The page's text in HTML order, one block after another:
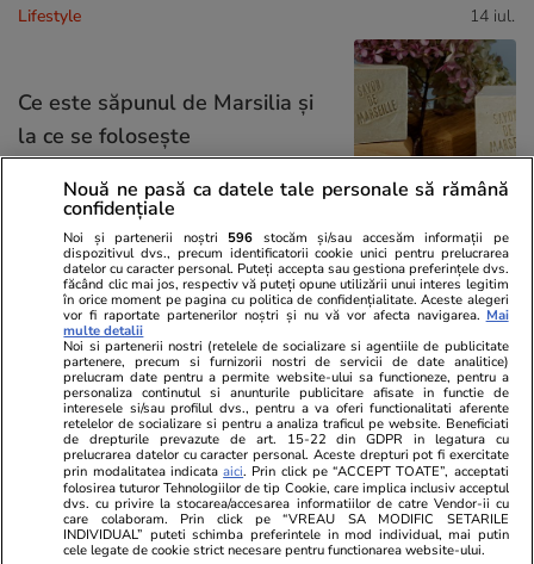
Lifestyle 14 iul.
Ce este săpunul de Marsilia și
la ce se folosește
Știri România 17 iul.
Fake news demontat de Apele
Române: „Nu transformăm
folosirea apei din fântâni într-o
infracțiune”
Știri România 17 iul.
CEO-ul Renault a anunțat
Nouă ne pasă ca datele tale personale să rămână
confidențiale
Noi și partenerii noștri 596 stocăm și/sau accesăm informații pe
dispozitivul dvs., precum identificatorii cookie unici pentru prelucrarea
datelor cu caracter personal. Puteți accepta sau gestiona preferințele dvs.
făcând clic mai jos, respectiv vă puteți opune utilizării unui interes legitim
în orice moment pe pagina cu politica de confidențialitate. Aceste alegeri
vor fi raportate partenerilor noștri și nu vă vor afecta navigarea. Mai
multe detalii
Noi si partenerii nostri (retelele de socializare si agentiile de publicitate
partenere, precum si furnizorii nostri de servicii de date analitice)
prelucram date pentru a permite website-ului sa functioneze, pentru a
personaliza continutul si anunturile publicitare afisate in functie de
interesele si/sau profilul dvs., pentru a va oferi functionalitati aferente
retelelor de socializare si pentru a analiza traficul pe website. Beneficiati
de drepturile prevazute de art. 15-22 din GDPR in legatura cu
prelucrarea datelor cu caracter personal. Aceste drepturi pot fi exercitate
prin modalitatea indicataaici. Prin click pe “ACCEPT TOATE”, acceptati
folosirea tuturor Tehnologiilor de tip Cookie, care implica inclusiv acceptul
dvs. cu privire la stocarea/accesarea informatiilor de catre Vendor-ii cu
care colaboram. Prin click pe “VREAU SA MODIFIC SETARILE
INDIVIDUAL” puteti schimba preferintele in mod individual, mai putin
cele legate de cookie strict necesare pentru functionarea website-ului.